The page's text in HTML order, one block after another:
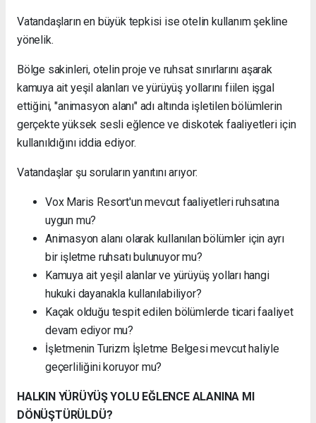
Vatandaşların en büyük tepkisi ise otelin kullanım şekline
yönelik.
Bölge sakinleri, otelin proje ve ruhsat sınırlarını aşarak
kamuya ait yeşil alanları ve yürüyüş yollarını fiilen işgal
ettiğini, "animasyon alanı" adı altında işletilen bölümlerin
gerçekte yüksek sesli eğlence ve diskotek faaliyetleri için
kullanıldığını iddia ediyor.
Vatandaşlar şu soruların yanıtını arıyor:
Vox Maris Resort'un mevcut faaliyetleri ruhsatına
uygun mu?
Animasyon alanı olarak kullanılan bölümler için ayrı
bir işletme ruhsatı bulunuyor mu?
Kamuya ait yeşil alanlar ve yürüyüş yolları hangi
hukuki dayanakla kullanılabiliyor?
Kaçak olduğu tespit edilen bölümlerde ticari faaliyet
devam ediyor mu?
İşletmenin Turizm İşletme Belgesi mevcut haliyle
geçerliliğini koruyor mu?
HALKIN YÜRÜYÜŞ YOLU EĞLENCE ALANINA MI
DÖNÜŞTÜRÜLDÜ?